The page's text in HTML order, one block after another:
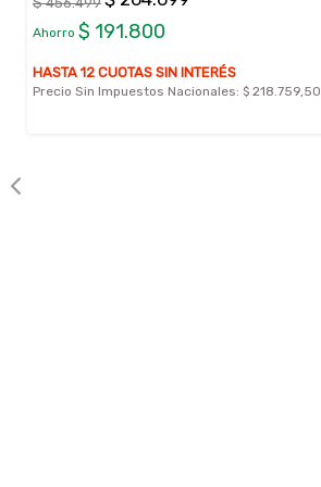
Ahorro $ 191.800
HASTA 12 CUOTAS SIN INTERÉS
Precio Sin Impuestos Nacionales: $ 218.759,50